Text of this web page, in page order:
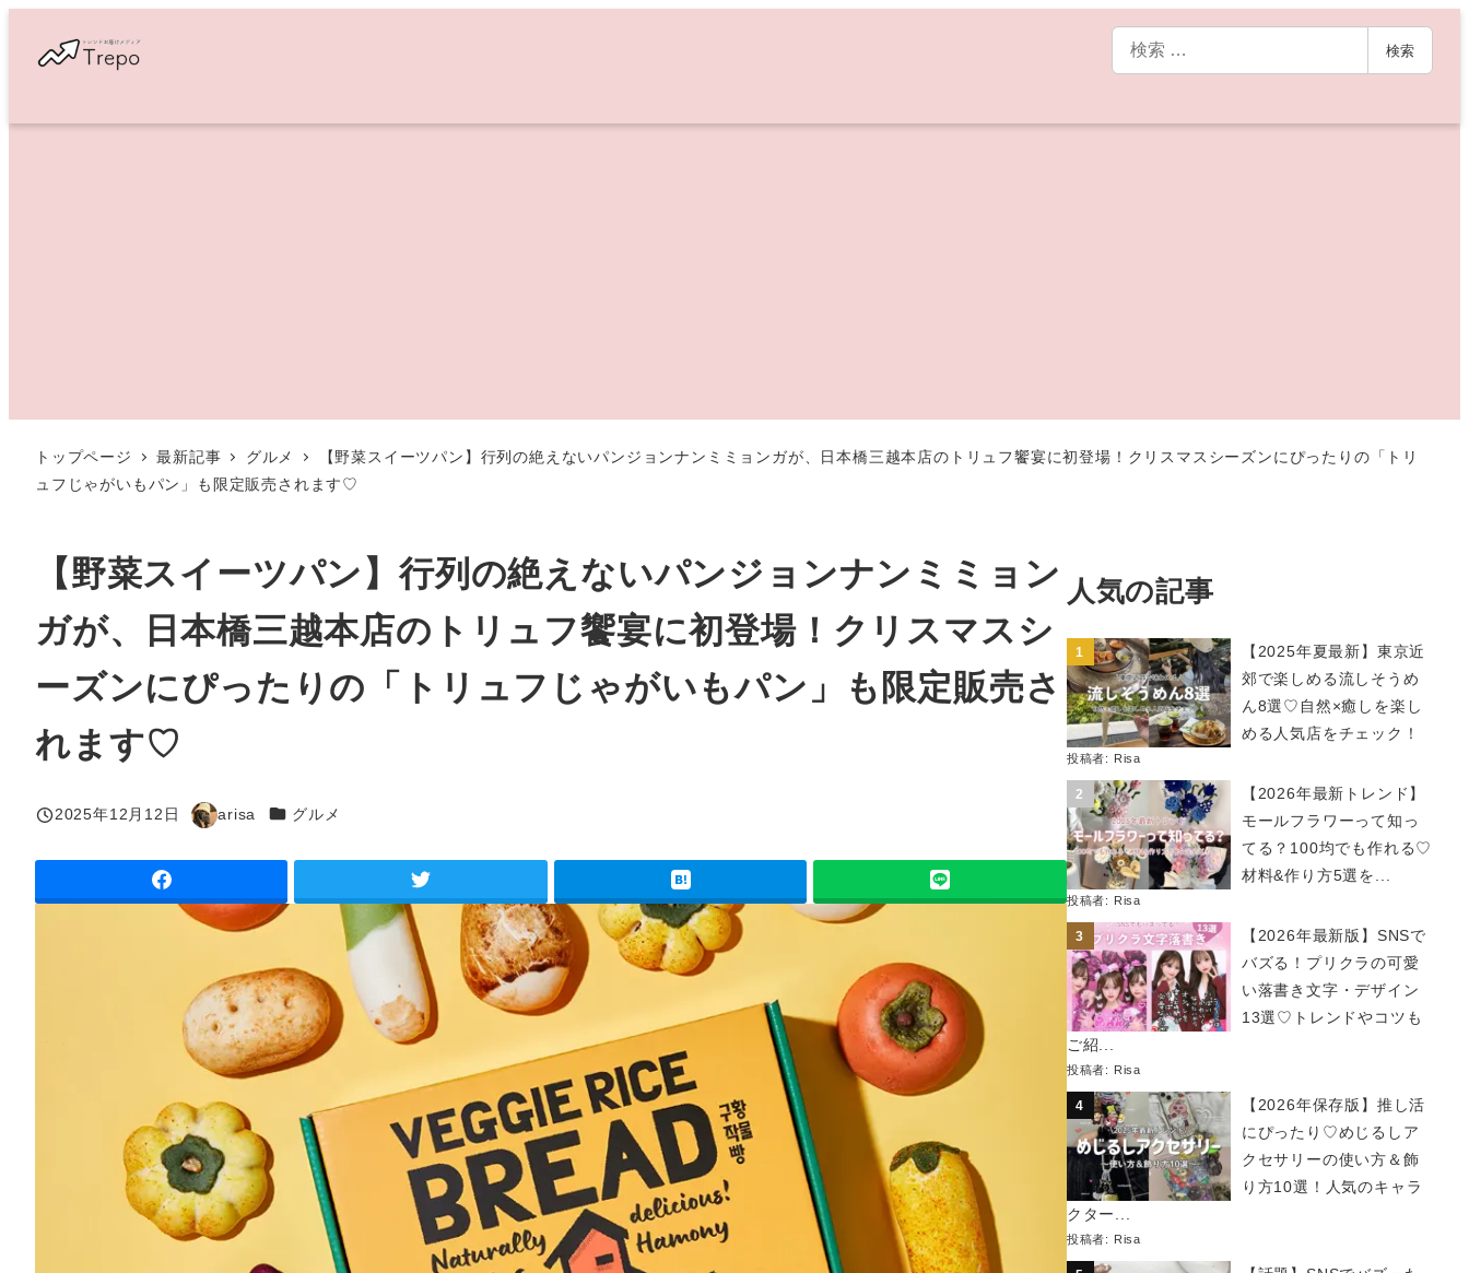
索
検索
トップページ 最新記事 グルメ
【野菜スイーツパン】行列の絶えないパンジョンナンミミョンガが、日本橋三越本店のトリュフ饗宴に初登場！クリスマスシーズンにぴったりの「トリ
ュフじゃがいもパン」も限定販売されます♡
【野菜スイーツパン】行列の絶えないパンジョンナンミミョン
ガが、日本橋三越本店のトリュフ饗宴に初登場！クリスマスシ
ーズンにぴったりの「トリュフじゃがいもパン」も限定販売さ
れます♡
投稿日
2025年12月12日
著
arisa カテゴリー
グルメ
人気の記事
【2025年夏最新】東京近
郊で楽しめる流しそうめ
ん8選♡自然×癒しを楽し
める人気店をチェック！
投稿者: Risa
【2026年最新トレンド】
モールフラワーって知っ
てる？100均でも作れる♡
材料&作り方5選を...
投稿者: Risa
【2026年最新版】SNSで
バズる！プリクラの可愛
い落書き文字・デザイン
13選♡トレンドやコツも
ご紹...
投稿者: Risa
【2026年保存版】推し活
にぴったり♡めじるしア
クセサリーの使い方＆飾
り方10選！人気のキャラ
クター...
投稿者: Risa